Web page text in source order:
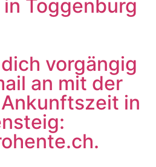
Toggenburg
vorgängig
an mit der
in